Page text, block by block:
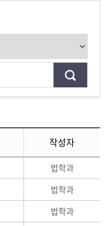
학과행사
동아리
학생회
작성자
법학과
법학과
법학과